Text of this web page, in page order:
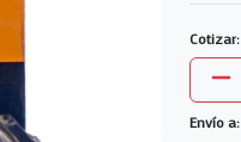
Cotizar:
Envío a: